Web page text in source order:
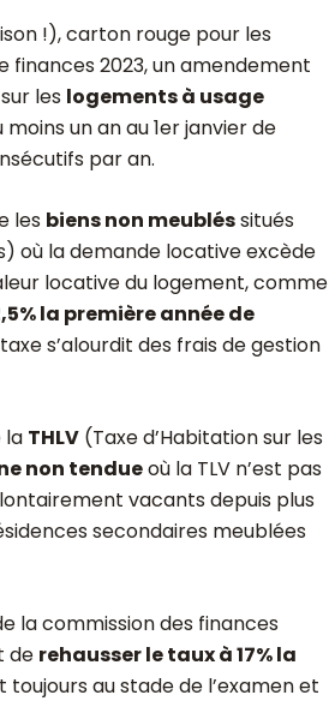
!), carton rouge pour les
finances 2023, un amendement
les logements à usage
un an au 1erjanvier de
par an.
les biens non meubléssitués
où la demande locative excède
locative du logement, comme
la première année de
taxe s’alourdit des frais de gestion
la THLV (Taxe d’Habitation sur les
non tendueoù la TLV n’est pas
vacants depuis plus
secondaires meublées
la commission des finances
de rehausser le taux à 17% la
toujours au stade de l’examen et